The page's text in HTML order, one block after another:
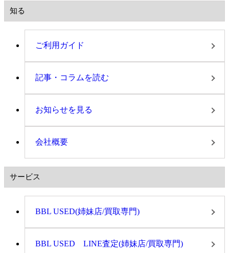
知る
ご利用ガイド
記事・コラムを読む
お知らせを見る
会社概要
サービス
BBL USED(姉妹店/買取専門)
BBL USED LINE査定(姉妹店/買取専門)